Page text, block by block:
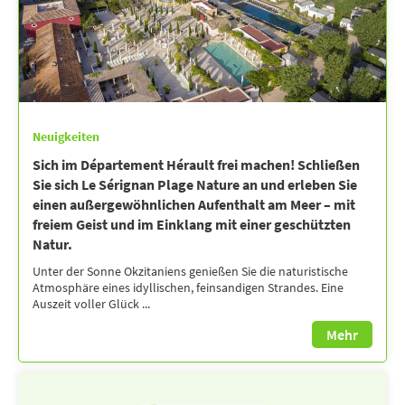
Neuigkeiten
Sich im Département Hérault frei machen! Schließen
Sie sich Le Sérignan Plage Nature an und erleben Sie
einen außergewöhnlichen Aufenthalt am Meer – mit
freiem Geist und im Einklang mit einer geschützten
Natur.
Unter der Sonne Okzitaniens genießen Sie die naturistische
Atmosphäre eines idyllischen, feinsandigen Strandes. Eine
Auszeit voller Glück ...
Mehr